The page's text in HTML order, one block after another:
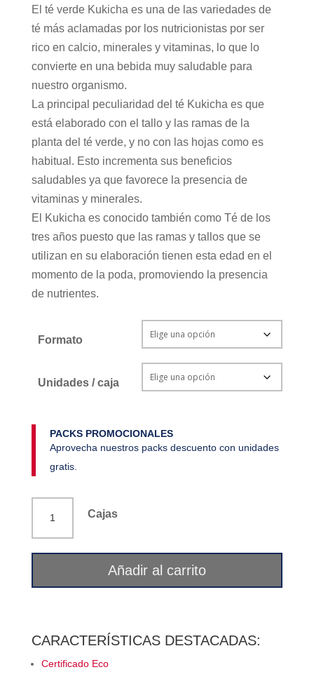
El té verde Kukicha es una de las variedades de
té más aclamadas por los nutricionistas por ser
rico en calcio, minerales y vitaminas, lo que lo
convierte en una bebida muy saludable para
nuestro organismo.
La principal peculiaridad del té Kukicha es que
está elaborado con el tallo y las ramas de la
planta del té verde, y no con las hojas como es
habitual. Esto incrementa sus beneficios
saludables ya que favorece la presencia de
vitaminas y minerales.
El Kukicha es conocido también como Té de los
tres años puesto que las ramas y tallos que se
utilizan en su elaboración tienen esta edad en el
momento de la poda, promoviendo la presencia
de nutrientes.
Formato
Unidades / caja
PACKS PROMOCIONALES
Aprovecha nuestros packs descuento con unidades
gratis.
cantidad
Cajas
Añadir al carrito
CARACTERÍSTICAS DESTACADAS:
Certificado Eco